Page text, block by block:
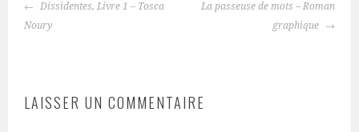
NAVIGATION
Dissidentes, Livre 1 – Tosca
Noury
La passeuse de mots – Roman
graphique
LAISSER UN COMMENTAIRE